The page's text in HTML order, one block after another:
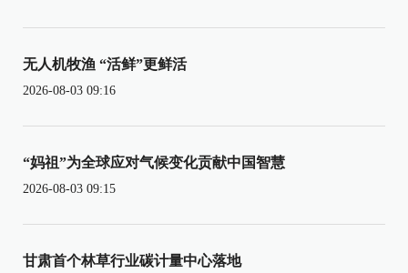
无人机牧渔 “活鲜”更鲜活
2026-08-03 09:16
“妈祖”为全球应对气候变化贡献中国智慧
2026-08-03 09:15
甘肃首个林草行业碳计量中心落地